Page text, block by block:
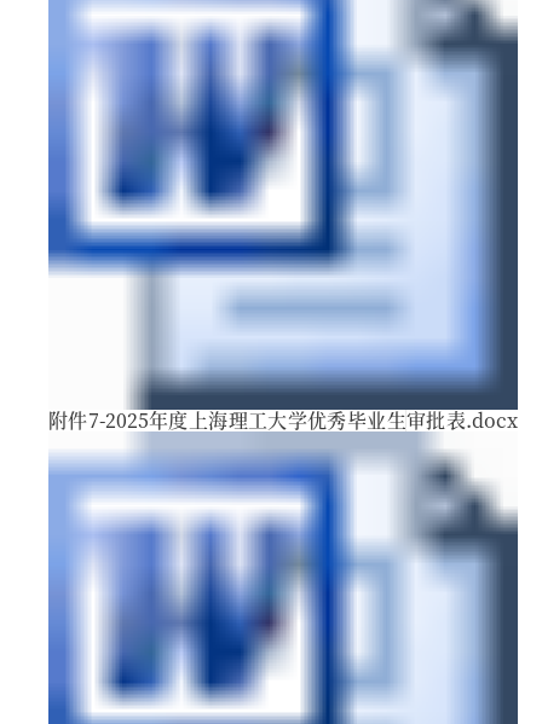
附件7-2025年度上海理工大学优秀毕业生审批表.docx